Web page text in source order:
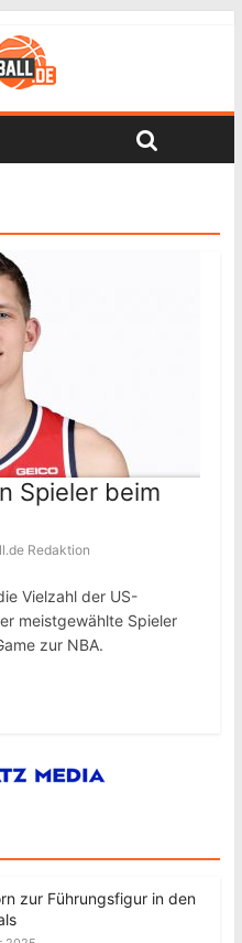
Spieler beim
Redaktion
Vielzahl der US-
meistgewählte Spieler
zur NBA.
zur Führungsfigur in den